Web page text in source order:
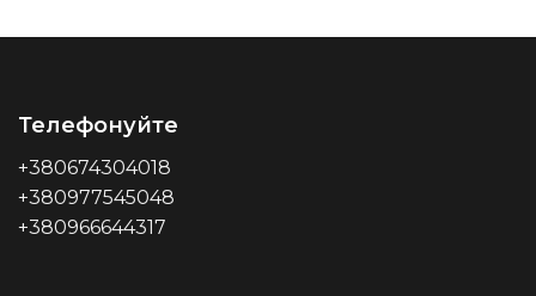
Телефонуйте
+380674304018
+380977545048
+380966644317